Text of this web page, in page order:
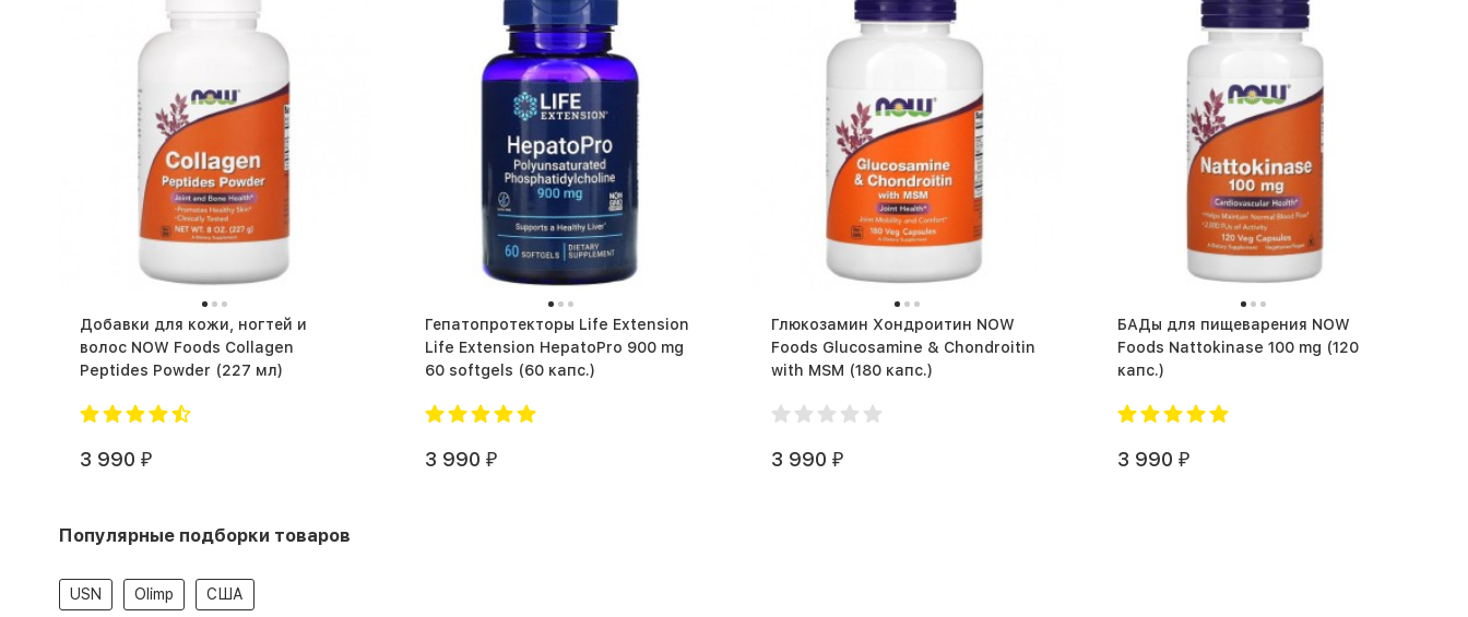
Добавки для кожи, ногтей и
волос NOW Foods Collagen
Peptides Powder (227 мл)
3 990 ₽
Гепатопротекторы Life Extension
Life Extension HepatoPro 900 mg
60 softgels (60 капс.)
3 990 ₽
Глюкозамин Хондроитин NOW
Foods Glucosamine & Chondroitin
with MSM (180 капс.)
3 990 ₽
БАДы для пищеварения NOW
Foods Nattokinase 100 mg (120
капс.)
3 990 ₽
Популярные подборки товаров
USN Olimp США